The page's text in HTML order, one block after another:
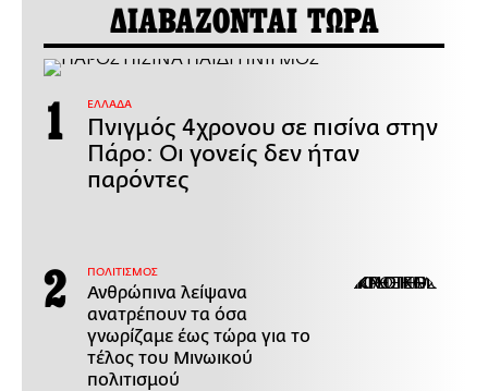
ΔΙΑΒΑΖΟΝΤΑΙ ΤΩΡΑ
ΕΛΛΑΔΑ
Πνιγμός 4χρονου σε πισίνα στην
Πάρο: Οι γονείς δεν ήταν
παρόντες
ΠΟΛΙΤΙΣΜΟΣ
Ανθρώπινα λείψανα
ανατρέπουν τα όσα
γνωρίζαμε έως τώρα για το
τέλος του Μινωικού
πολιτισμού